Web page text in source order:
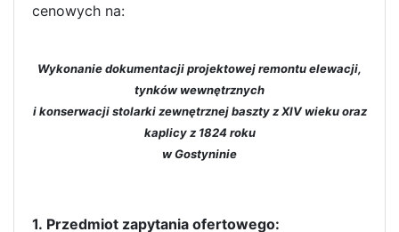
cenowych na:
Wykonanie dokumentacji projektowej remontu elewacji,
tynków wewnętrznych
i konserwacji stolarki zewnętrznej baszty z XIV wieku oraz
kaplicy z 1824 roku
w Gostyninie
1. Przedmiot zapytania ofertowego: